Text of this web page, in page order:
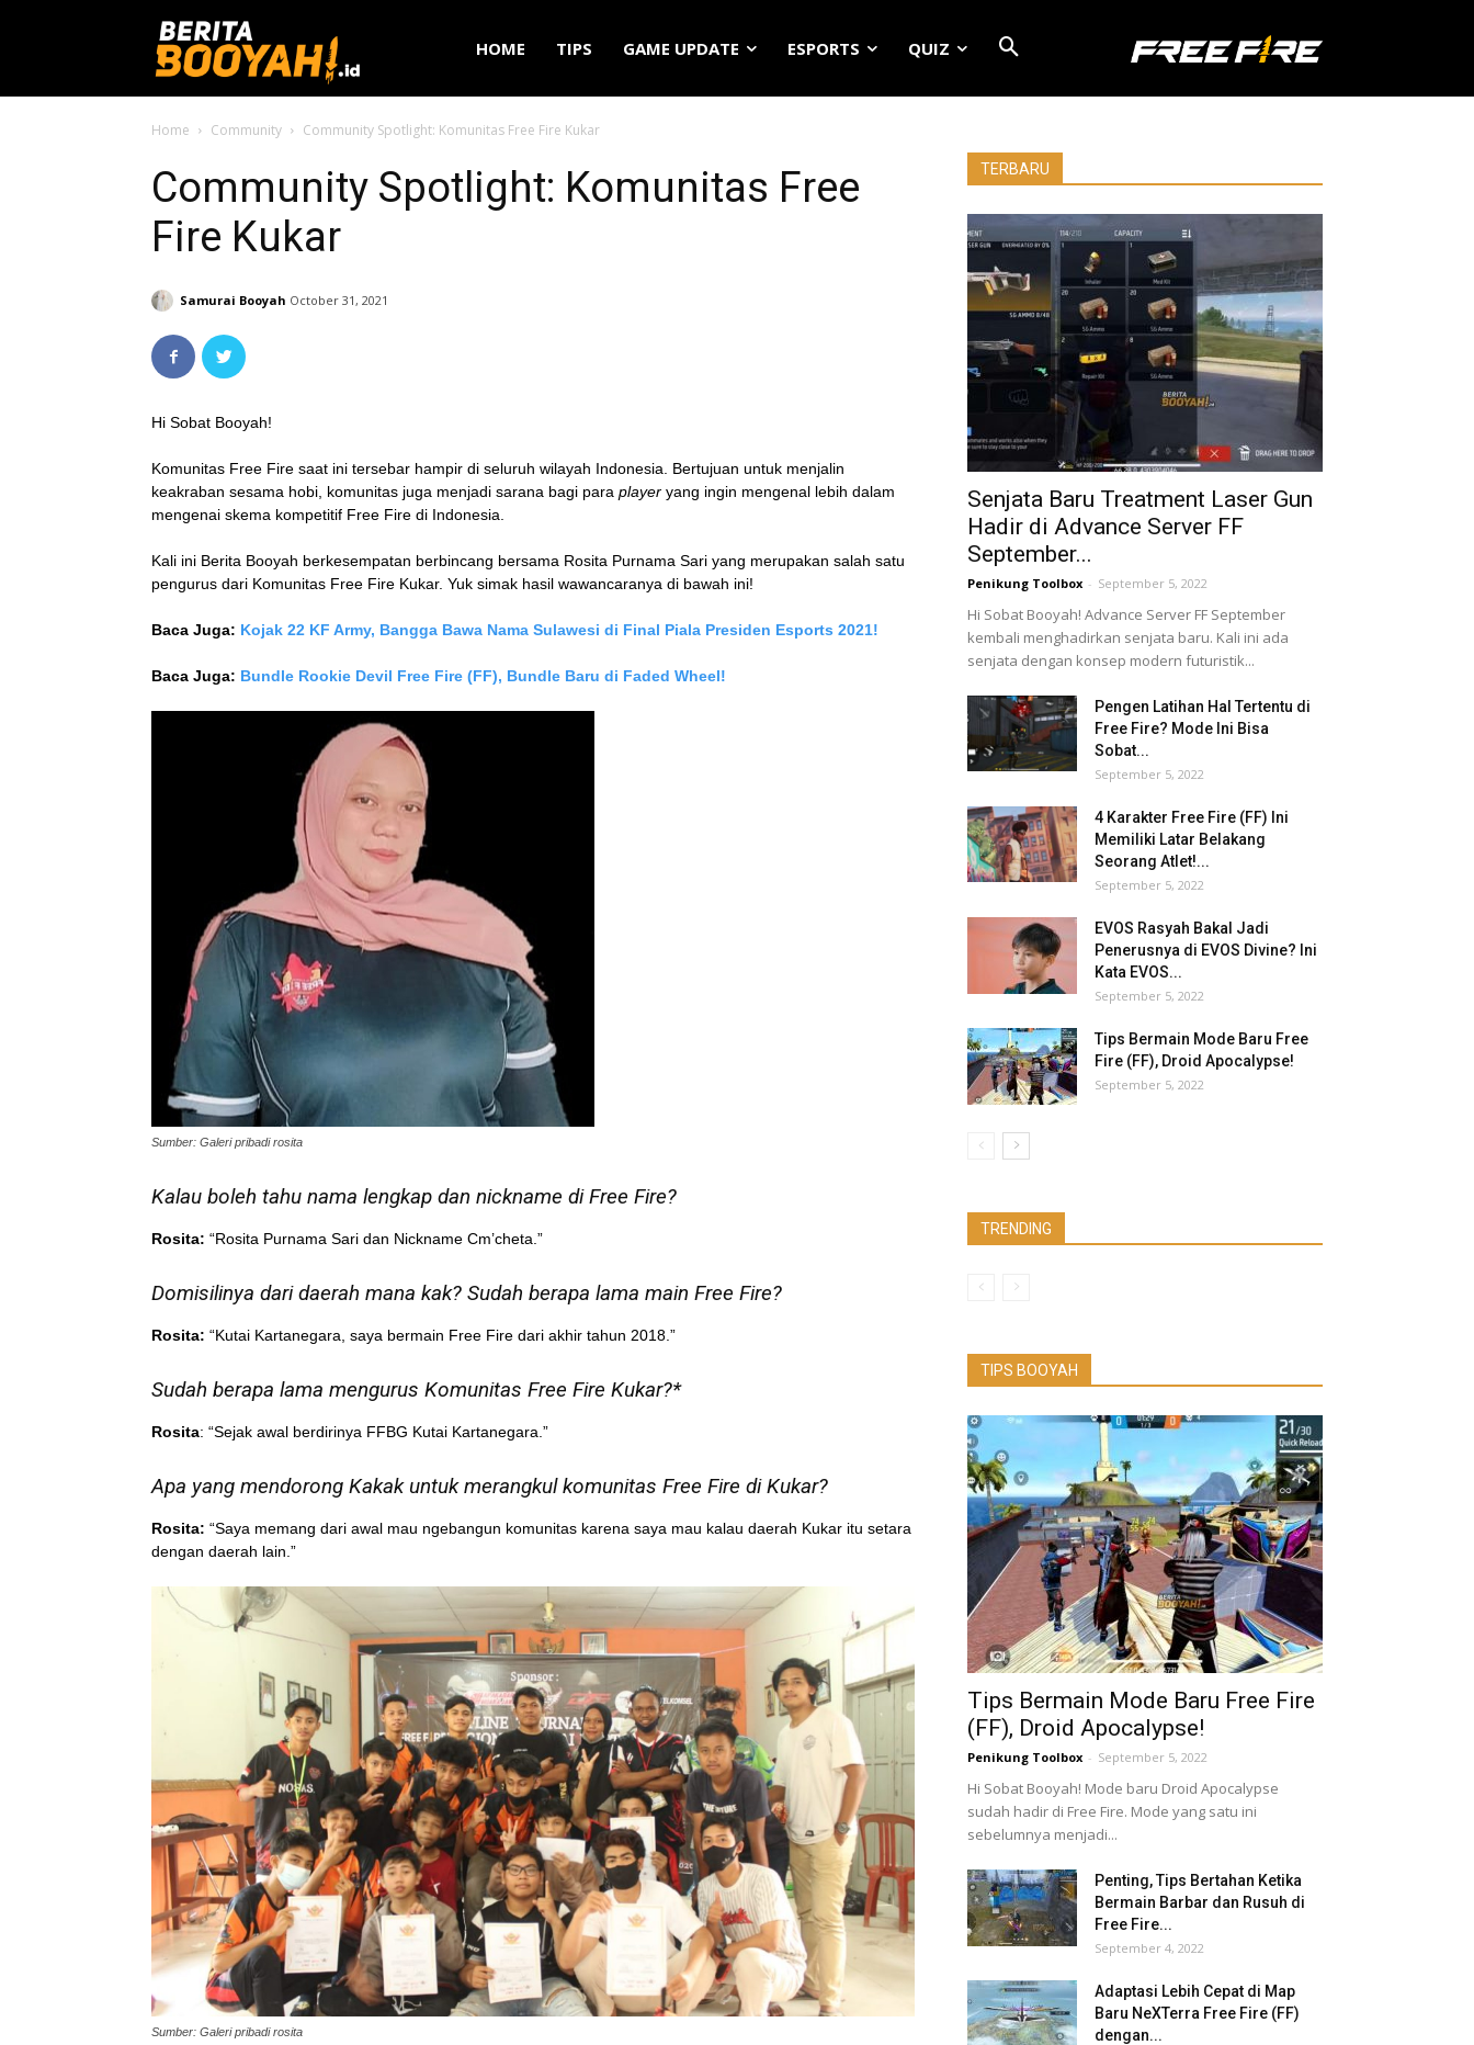
HOME TIPS GAME UPDATE ESPORTS QUIZ
Home Community Community Spotlight: Komunitas Free Fire Kukar
Community Spotlight: Komunitas Free
Fire Kukar
Samurai Booyah October 31, 2021
Hi Sobat Booyah!
Komunitas Free Fire saat ini tersebar hampir di seluruh wilayah Indonesia. Bertujuan untuk menjalin
keakraban sesama hobi, komunitas juga menjadi sarana bagi para player yang ingin mengenal lebih dalam
mengenai skema kompetitif Free Fire di Indonesia.
Kali ini Berita Booyah berkesempatan berbincang bersama Rosita Purnama Sari yang merupakan salah satu
pengurus dari Komunitas Free Fire Kukar. Yuk simak hasil wawancaranya di bawah ini!
Baca Juga: Kojak 22 KF Army, Bangga Bawa Nama Sulawesi di Final Piala Presiden Esports 2021!
Baca Juga: Bundle Rookie Devil Free Fire (FF), Bundle Baru di Faded Wheel!
Sumber: Galeri pribadi rosita
Kalau boleh tahu nama lengkap dan nickname di Free Fire?
Rosita: “Rosita Purnama Sari dan Nickname Cm’cheta.”
Domisilinya dari daerah mana kak? Sudah berapa lama main Free Fire?
Rosita: “Kutai Kartanegara, saya bermain Free Fire dari akhir tahun 2018.”
Sudah berapa lama mengurus Komunitas Free Fire Kukar?*
Rosita: “Sejak awal berdirinya FFBG Kutai Kartanegara.”
Apa yang mendorong Kakak untuk merangkul komunitas Free Fire di Kukar?
Rosita: “Saya memang dari awal mau ngebangun komunitas karena saya mau kalau daerah Kukar itu setara
dengan daerah lain.”
Sumber: Galeri pribadi rosita
TERBARU
Senjata Baru Treatment Laser Gun
Hadir di Advance Server FF
September...
Penikung Toolbox - September 5, 2022
Hi Sobat Booyah! Advance Server FF September
kembali menghadirkan senjata baru. Kali ini ada
senjata dengan konsep modern futuristik...
Pengen Latihan Hal Tertentu di
Free Fire? Mode Ini Bisa
Sobat...
September 5, 2022
4 Karakter Free Fire (FF) Ini
Memiliki Latar Belakang
Seorang Atlet!...
September 5, 2022
EVOS Rasyah Bakal Jadi
Penerusnya di EVOS Divine? Ini
Kata EVOS...
September 5, 2022
Tips Bermain Mode Baru Free
Fire (FF), Droid Apocalypse!
September 5, 2022
TRENDING
TIPS BOOYAH
Tips Bermain Mode Baru Free Fire
(FF), Droid Apocalypse!
Penikung Toolbox - September 5, 2022
Hi Sobat Booyah! Mode baru Droid Apocalypse
sudah hadir di Free Fire. Mode yang satu ini
sebelumnya menjadi...
Penting, Tips Bertahan Ketika
Bermain Barbar dan Rusuh di
Free Fire...
September 4, 2022
Adaptasi Lebih Cepat di Map
Baru NeXTerra Free Fire (FF)
dengan...